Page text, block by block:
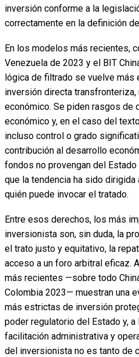
inversión conforme a la
correctamente en la definición
En los modelos más recientes,
Venezuela de 2023 y el BIT
lógica de filtrado se vuelve más
inversión directa transfronteriza,
económico. Se piden rasgos de
económico y, en el caso del
incluso control o grado
contribución al desarrollo
fondos no provengan del
que la tendencia ha sido
quién puede invocar el tratado.
Entre esos derechos, los más
inversionista son, sin duda, la
el trato justo y equitativo, la
acceso a un foro arbitral eficaz.
más recientes —sobre todo
Colombia 2023— muestran una
más estrictas de inversión
poder regulatorio del Estado y,
facilitación administrativa y
del inversionista no es tanto de